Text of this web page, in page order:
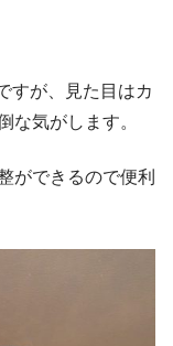
すが、見た目はカ
な気がします。
ができるので便利